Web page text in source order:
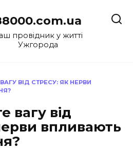
провідник у житті
Ужгорода
ВІД СТРЕСУ: ЯК НЕРВИ
вагу від
впливають